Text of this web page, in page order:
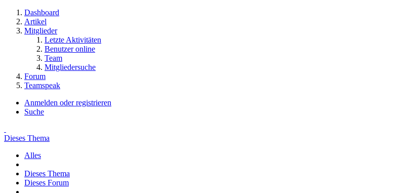
Dashboard
Artikel
Mitglieder
Letzte Aktivitäten
Benutzer online
Team
Mitgliedersuche
Forum
Teamspeak
Anmelden oder registrieren
Suche
Dieses Thema
Alles
Dieses Thema
Dieses Forum